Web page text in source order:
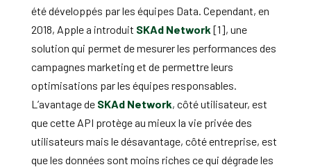
été développés par les équipes Data. Cependant, en
2018, Apple a introduit SKAd Network [1], une
solution qui permet de mesurer les performances des
campagnes marketing et de permettre leurs
optimisations par les équipes responsables.
L’avantage de SKAd Network, côté utilisateur, est
que cette API protège au mieux la vie privée des
utilisateurs mais le désavantage, côté entreprise, est
que les données sont moins riches ce qui dégrade les